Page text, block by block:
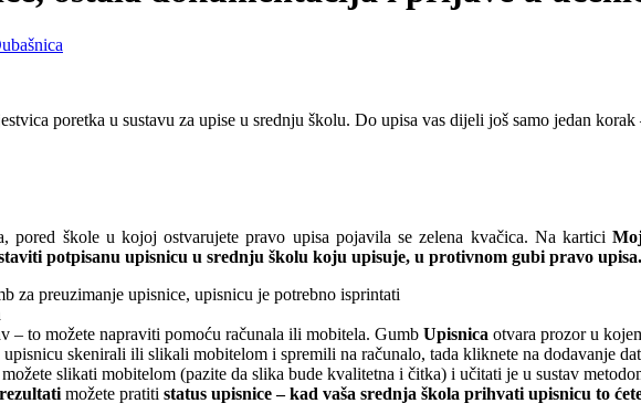
poretka u sustavu za upise u srednju školu. Do upisa vas dijeli još samo jedan
pored škole u kojoj ostvarujete pravo upisa pojavila se zelena kvačica. Na kartici
potpisanu upisnicu u srednju školu koju upisuje, u protivnom gubi pravo
za preuzimanje upisnice, upisnicu je potrebno isprintati
– to možete napraviti pomoću računala ili mobitela. Gumb Upisnica otvara prozor u
upisnicu skenirali ili slikali mobitelom i spremili na računalo, tada kliknete na dodavanje
slikati mobitelom (pazite da slika bude kvalitetna i čitka) i učitati je u sustav
možete pratiti status upisnice – kad vaša srednja škola prihvati upisnicu to